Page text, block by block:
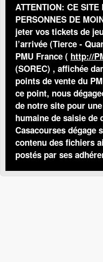
ATTENTION: CE SITE
PERSONNES DE
jeter vos tickets de
l’arrivée (Tierce -
PMU France ( http://
(SOREC) , affichée
points de vente du
ce point, nous
de notre site pour
humaine de saisie de
Casacourses dégage
contenu des fichiers
postés par ses